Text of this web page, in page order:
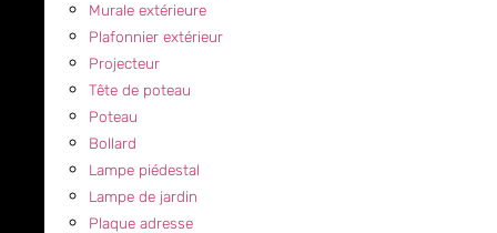
Murale extérieure
Plafonnier extérieur
Projecteur
Tête de poteau
Poteau
Bollard
Lampe piédestal
Lampe de jardin
Plaque adresse